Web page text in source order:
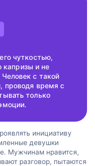
чуткостью,
капризы и не
с такой
проводя время с
только
инициативу
девушки
Мужчинам нравится,
разговор, пытаются